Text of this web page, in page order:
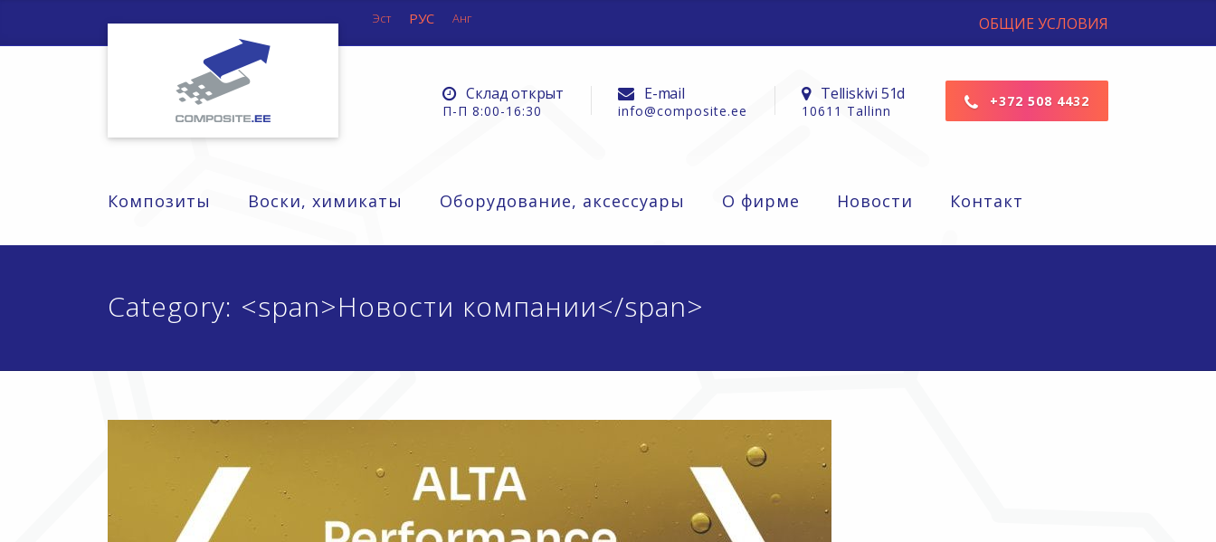
Эст РУС Анг ОБЩИЕ УСЛОВИЯ
Композиты Воски, химикаты Оборудование, аксессуары О фирме Новости Контакт
Склад открыт
П-П 8:00-16:30
E-mail
info@composite.ee
Telliskivi 51d
10611 Tallinn
+372 508 4432
Category: <span>Новости компании</span>